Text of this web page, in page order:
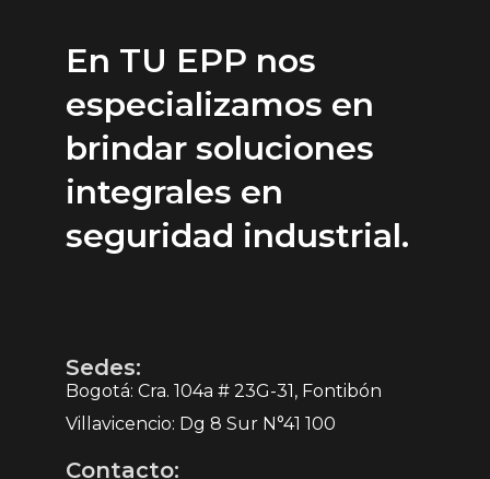
En TU EPP nos
especializamos en
brindar soluciones
integrales en
seguridad industrial.
Sedes:
Bogotá: Cra. 104a # 23G-31, Fontibón
Villavicencio: Dg 8 Sur N°41 100
Contacto: